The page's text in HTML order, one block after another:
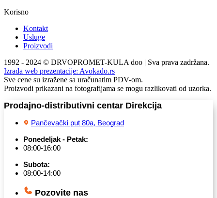
Korisno
Kontakt
Usluge
Proizvodi
1992 - 2024 © DRVOPROMET-KULA doo | Sva prava zadržana.
Izrada web prezentacije: Avokado.rs
Sve cene su izražene sa uračunatim PDV-om.
Proizvodi prikazani na fotografijama se mogu razlikovati od uzorka.
Prodajno-distributivni centar Direkcija
Pančevački put 80a, Beograd
Ponedeljak - Petak:
08:00-16:00
Subota:
08:00-14:00
Pozovite nas